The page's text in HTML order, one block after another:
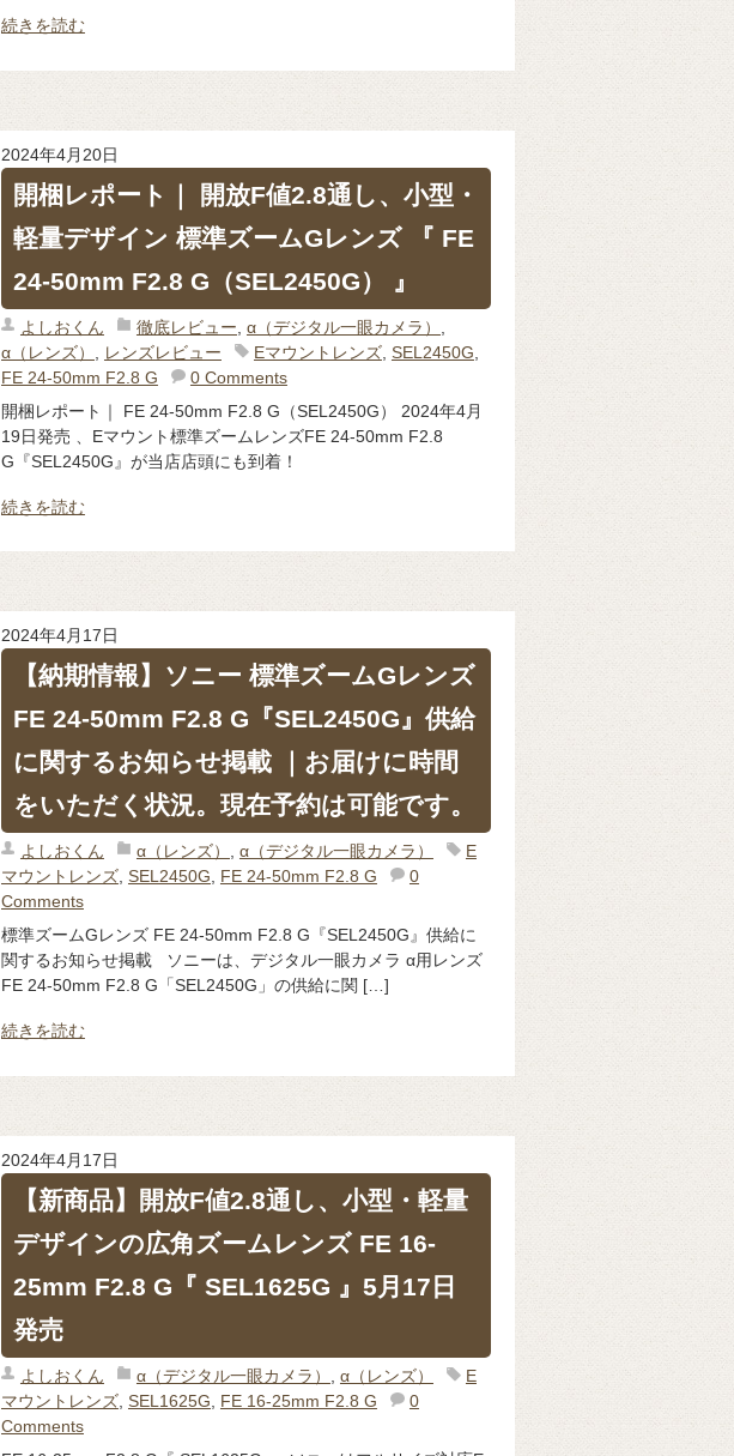
続きを読む
2024年4月20日
開梱レポート｜ 開放F値2.8通し、小型・
軽量デザイン 標準ズームGレンズ 『 FE
24-50mm F2.8 G（SEL2450G） 』
よしおくん 徹底レビュー α（デジタル一眼カメラ）
α（レンズ）
レンズレビュー Eマウントレンズ, SEL2450G
FE 24-50mm F2.8 G
0 Comments
開梱レポート｜ FE 24-50mm F2.8 G（SEL2450G） 2024年4月
19日発売 、Eマウント標準ズームレンズFE 24-50mm F2.8
G『SEL2450G』が当店店頭にも到着！
続きを読む
2024年4月17日
【納期情報】ソニー 標準ズームGレンズ
FE 24-50mm F2.8 G『SEL2450G』供給
に関するお知らせ掲載 ｜お届けに時間
をいただく状況。現在予約は可能です。
よしおくん α（レンズ） , α（デジタル一眼カメラ）
E
マウントレンズ, SEL2450G, FE 24-50mm F2.8 G
0
Comments
標準ズームGレンズ FE 24-50mm F2.8 G『SEL2450G』供給に
関するお知らせ掲載 ソニーは、デジタル一眼カメラ α用レンズ
FE 24-50mm F2.8 G「SEL2450G」の供給に関 […]
続きを読む
2024年4月17日
【新商品】開放F値2.8通し、小型・軽量
デザインの広角ズームレンズ FE 16-
25mm F2.8 G『 SEL1625G 』5月17日
発売
よしおくん α（デジタル一眼カメラ） α（レンズ）
E
マウントレンズ, SEL1625G FE 16-25mm F2.8 G
0
Comments